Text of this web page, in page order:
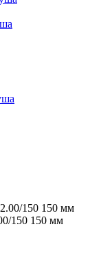
150 150 мм